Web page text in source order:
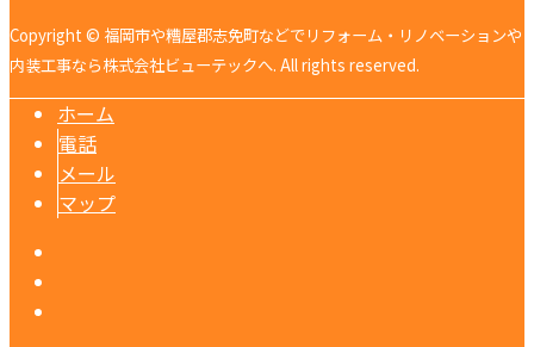
Copyright © 福岡市や糟屋郡志免町などでリフォーム・リノベーションや
内装工事なら株式会社ビューテックへ. All rights reserved.
ホーム
電話
メール
マップ